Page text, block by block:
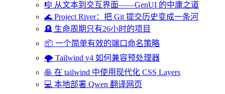
🎼 从文本到交互界面——GenUI 的中庸之道
🌊 Project River：把 Git 提交历史变成一条河
🪦 生命周期只有26小时的项目
📦 一个简单有效的端口命名策略
🌪️ Tailwind v4 如何兼容预处理器
🥞 在 tailwind 中使用现代化 CSS Layers
💻 本地部署 Qwen 翻译网页